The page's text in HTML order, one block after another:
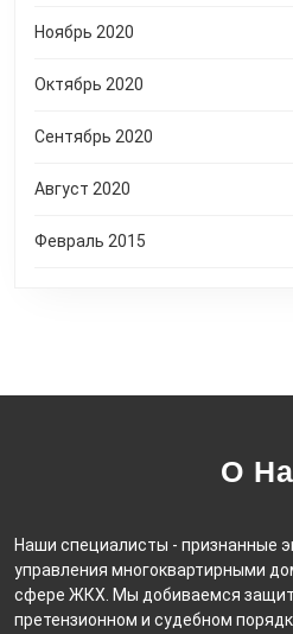
Ноябрь 2020
Октябрь 2020
Сентябрь 2020
Август 2020
Февраль 2015
О
Наши специалисты - признанные
управления многоквартирными
сфере ЖКХ. Мы добиваемся
претензионном и судебном